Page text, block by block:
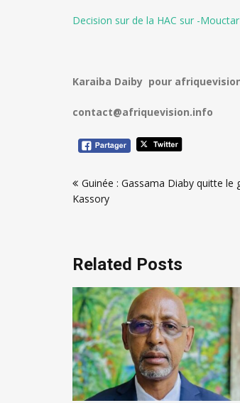
Decision sur de la HAC sur -Mouctar
Karaiba Daiby pour
contact@afriquevision.info
deGuinée : Gassama Diaby quitte le
Kassory
Related Posts